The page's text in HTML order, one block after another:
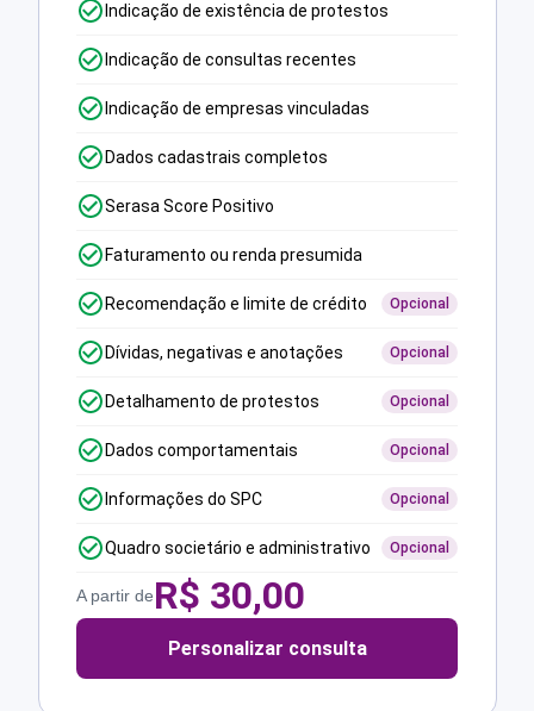
Indicação de existência de protestos
Indicação de consultas recentes
Indicação de empresas vinculadas
Dados cadastrais completos
Serasa Score Positivo
Faturamento ou renda presumida
Recomendação e limite de crédito Opcional
Dívidas, negativas e anotações Opcional
Detalhamento de protestos Opcional
Dados comportamentais Opcional
Informações do SPC Opcional
Quadro societário e administrativo Opcional
A partir deR$ 30,00
Personalizar consulta